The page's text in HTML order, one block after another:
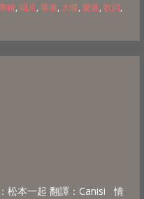
輯, 唱片, 單曲, 大碟, 樂迷, 歌詞,
松本一起 翻譯：Canisi 情